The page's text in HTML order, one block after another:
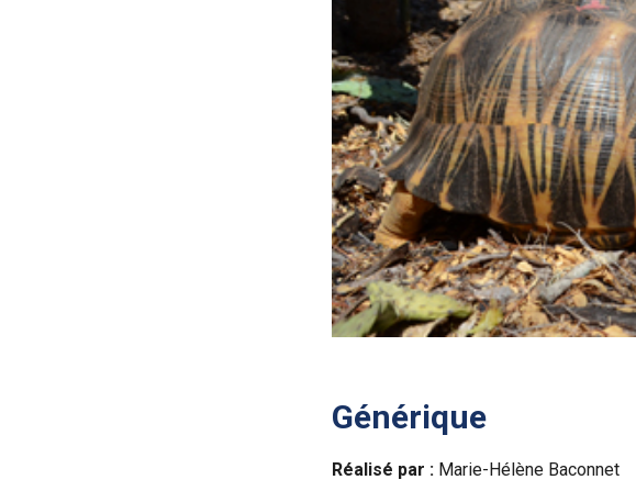
Générique
Réalisé par : Marie-Hélène Baconnet